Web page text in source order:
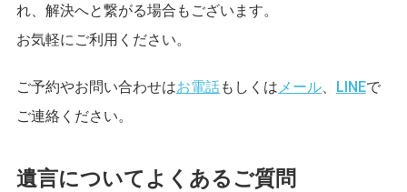
れ、解決へと繋がる場合もございます。
お気軽にご利用ください。
ご予約やお問い合わせはお電話もしくは メール、 LINEで
ご連絡ください。
遺言についてよくあるご質問